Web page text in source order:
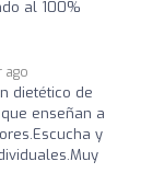
al 100%
ago
dietético de
enseñan a
y